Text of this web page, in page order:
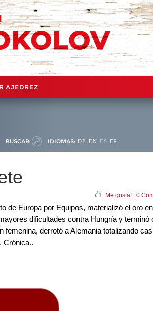
AJEDREZ
BUSCAR: IDIOMAS: DE EN ES FR
Me gusta!| 0
de Europa por Equipos, materializó el oro
dificultades contra Hungría y terminó
femenina, derrotó a Alemania totalizando
Crónica..